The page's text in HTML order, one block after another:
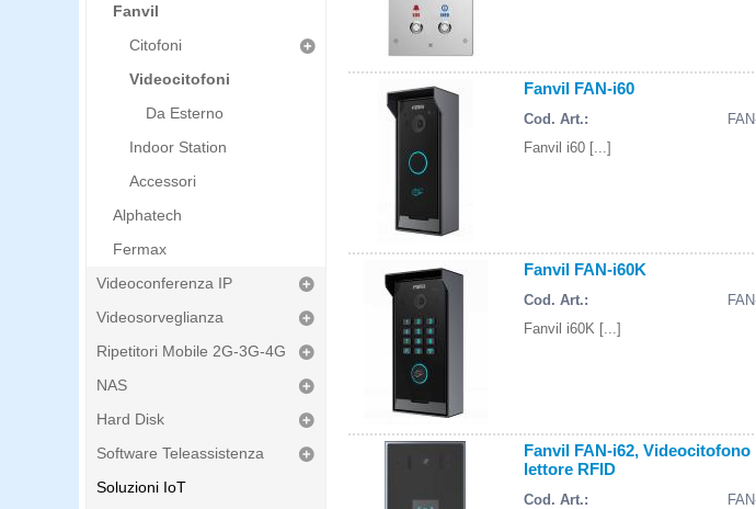
Fanvil
Citofoni
Videocitofoni
Da Esterno
Indoor Station
Accessori
Alphatech
Fermax
Videoconferenza IP
Videosorveglianza
Ripetitori Mobile 2G-3G-4G
NAS
Hard Disk
Software Teleassistenza
Soluzioni IoT
Fanvil FAN-i60
Cod. Art.:
Fanvil i60 [...]
Fanvil FAN-i60K
Cod. Art.:
Fanvil i60K [...]
Fanvil FAN-i62,
lettore RFID
Cod. Art.: